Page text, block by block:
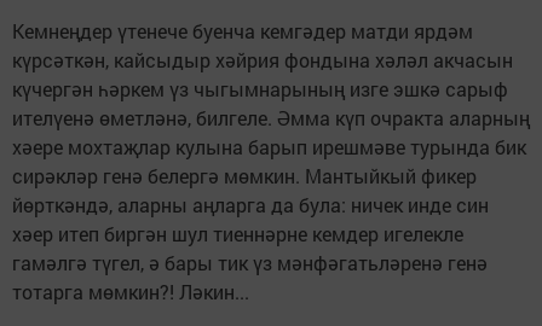
Кемнеңдер үтенече буенча кемгәдер матди ярдәм
күрсәткән, кайсыдыр хәйрия фондына хәләл акчасын
күчергән һәркем үз чыгымнарының изге эшкә сарыф
ителүенә өметләнә, билгеле. Әмма күп очракта аларның
хәере мохтаҗлар кулына барып ирешмәве турында бик
сирәкләр генә белергә мөмкин. Мантыйкый фикер
йөрткәндә, аларны аңларга да була: ничек инде син
хәер итеп биргән шул тиеннәрне кемдер игелекле
гамәлгә түгел, ә бары тик үз мәнфәгатьләренә генә
тотарга мөмкин?! Ләкин...